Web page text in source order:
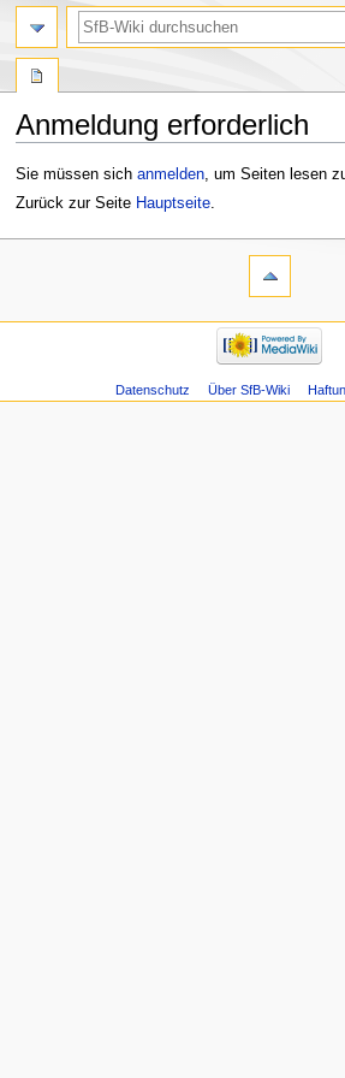
Anmeldung erforderlich
Zur
Navigation
Zur
Suche
Sie müssen sich anmelden, um Seiten lesen
Zurück zur Seite Hauptseite.
Datenschutz Über SfB-Wiki